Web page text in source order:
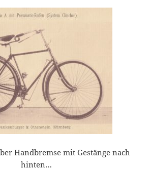
Handbremse mit Gestänge nach
hinten…